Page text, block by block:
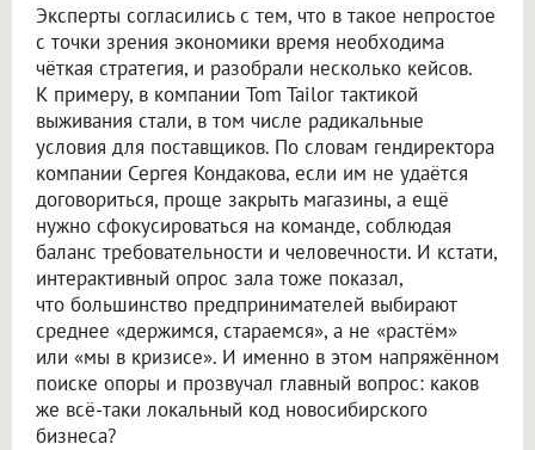
Эксперты согласились с тем, что в такое непростое
с точки зрения экономики время необходима
чёткая стратегия, и разобрали несколько кейсов.
К примеру, в компании Tom Tailor тактикой
выживания стали, в том числе радикальные
условия для поставщиков. По словам гендиректора
компании Сергея Кондакова, если им не удаётся
договориться, проще закрыть магазины, а ещё
нужно сфокусироваться на команде, соблюдая
баланс требовательности и человечности. И кстати,
интерактивный опрос зала тоже показал,
что большинство предпринимателей выбирают
среднее «держимся, стараемся», а не «растём»
или «мы в кризисе». И именно в этом напряжённом
поиске опоры и прозвучал главный вопрос: каков
же всё-таки локальный код новосибирского
бизнеса?